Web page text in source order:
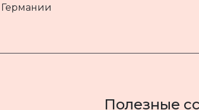
Полезные